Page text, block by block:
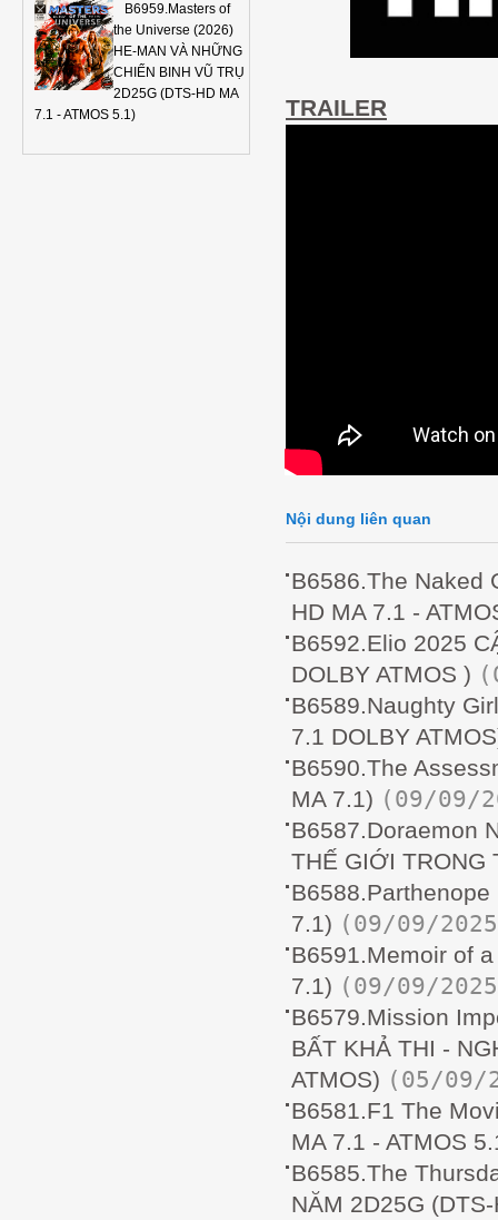
B6959.Masters of
the Universe (2026)
HE-MAN VÀ NHỮNG
CHIẾN BINH VŨ TRỤ
2D25G (DTS-HD MA
7.1 - ATMOS 5.1)
TRAILER
Nội dung liên quan
B6586.The Naked
HD MA 7.1 -
B6592.Elio 2025
DOLBY ATMOS )
B6589.Naughty
7.1 DOLBY
B6590.The
MA 7.1) (09/09/
B6587.Doraemon
THẾ GIỚI TRONG
7.1) (09/09/
B6591.Memoir of
7.1) (09/09/
B6579.Mission
BẤT KHẢ THI -
ATMOS) (05/09/
B6581.F1 The
MA 7.1 - ATMOS
B6585.The
NĂM 2D25G